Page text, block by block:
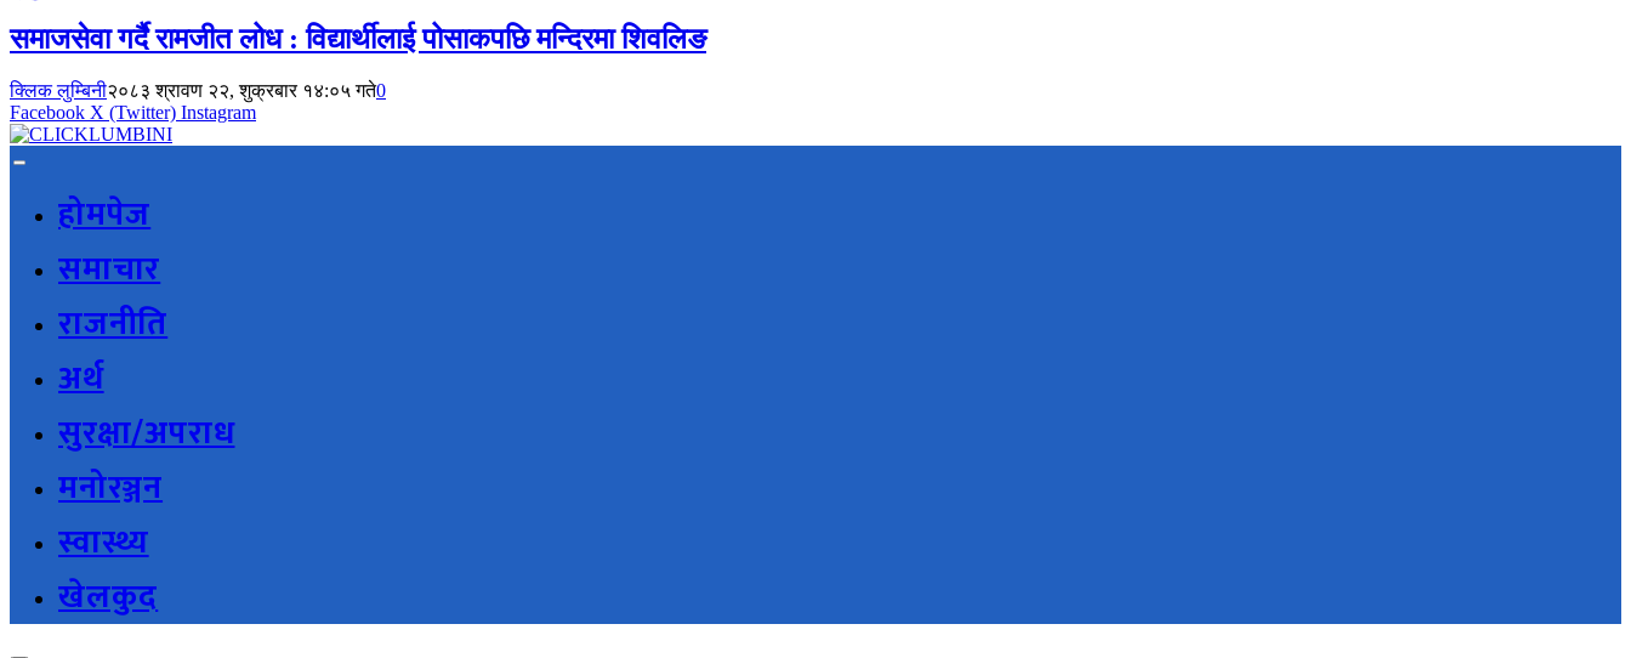
समाजसेवा गर्दै रामजीत लोध : विद्यार्थीलाई पोसाकपछि मन्दिरमा शिवलिङ
क्लिक लुम्बिनी२०८३ श्रावण २२, शुक्रबार १४:०५ गते0
Facebook X (Twitter) Instagram
होमपेज
समाचार
राजनीति
अर्थ
सुरक्षा/अपराध
मनोरञ्जन
स्वास्थ्य
खेलकुद